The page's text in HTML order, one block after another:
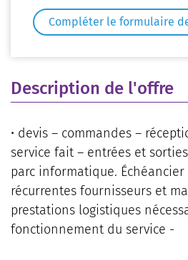
Description de l'offre
• devis – commandes –
service fait – entrées et
parc informatique.
récurrentes fournisseurs et
prestations logistiques
fonctionnement du service -
Compléter le formulaire